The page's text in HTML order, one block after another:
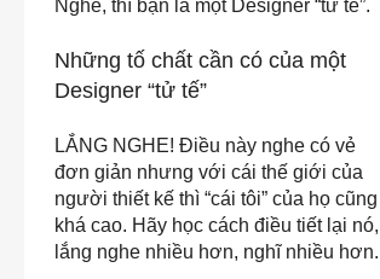
Nghề, thì bạn là một Designer “tử tế”.
Những tố chất cần có của một
Designer “tử tế”
LẮNG NGHE! Điều này nghe có vẻ
đơn giản nhưng với cái thế giới của
người thiết kế thì “cái tôi” của họ cũng
khá cao. Hãy học cách điều tiết lại nó,
lắng nghe nhiều hơn, nghĩ nhiều hơn.